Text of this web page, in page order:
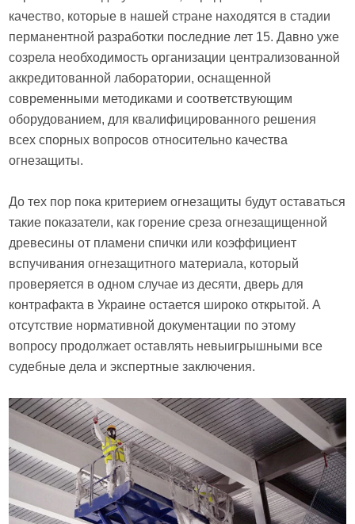
качество, которые в нашей стране находятся в стадии
перманентной разработки последние лет 15. Давно уже
созрела необходимость организации централизованной
аккредитованной лаборатории, оснащенной
современными методиками и соответствующим
оборудованием, для квалифицированного решения
всех спорных вопросов относительно качества
огнезащиты.
До тех пор пока критерием огнезащиты будут оставаться
такие показатели, как горение среза огнезащищенной
древесины от пламени спички или коэффициент
вспучивания огнезащитного материала, который
проверяется в одном случае из десяти, дверь для
контрафакта в Украине остается широко открытой. А
отсутствие нормативной документации по этому
вопросу продолжает оставлять невыигрышными все
судебные дела и экспертные заключения.